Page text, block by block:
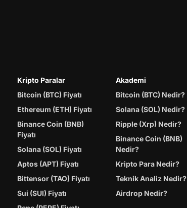
Kripto Paralar
Bitcoin (BTC) Fiyatı
Ethereum (ETH) Fiyatı
Binance Coin (BNB)
Fiyatı
Solana (SOL) Fiyatı
Aptos (APT) Fiyatı
Bittensor (TAO) Fiyatı
Sui (SUI) Fiyatı
Akademi
Bitcoin (BTC) Nedir?
Solana (SOL) Nedir?
Ripple (Xrp) Nedir?
Binance Coin (BNB)
Nedir?
Kripto Para Nedir?
Teknik Analiz Nedir?
Airdrop Nedir?